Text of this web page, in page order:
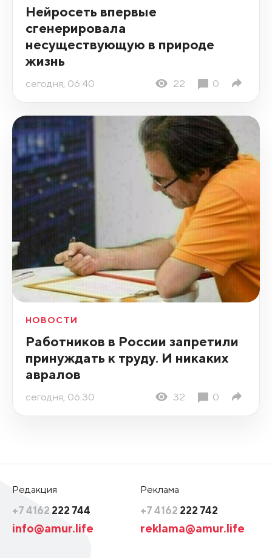
Нейросеть впервые
сгенерировала
несуществующую в природе
жизнь
сегодня, 06:40 22 0
НОВОСТИ
Работников в России запретили
принуждать к труду. И никаких
авралов
сегодня, 06:30 32 0
Редакция
+7 4162 222 744
info@amur.life
Реклама
+7 4162 222 742
reklama@amur.life